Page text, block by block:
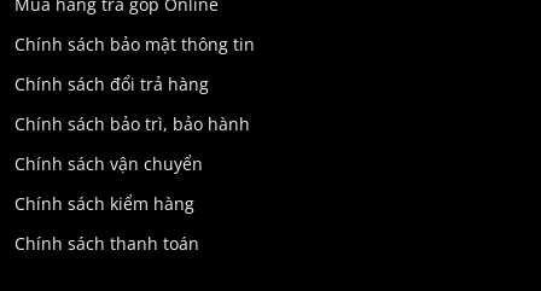
Chính sách bảo mật thông tin
Chính sách đổi trả hàng
Chính sách bảo trì, bảo hành
Chính sách vận chuyển
Chính sách kiểm hàng
Chính sách thanh toán